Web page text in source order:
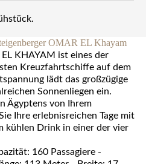
OMAR EL Khayam
EL KHAYAM ist eines der
Kreuzfahrtschiffe auf dem
lädt das großzügige
Sonnenliegen ein.
Ägyptens von Ihrem
Ihre erlebnisreichen Tage mit
kühlen Drink in einer der vier
160 Passagiere -